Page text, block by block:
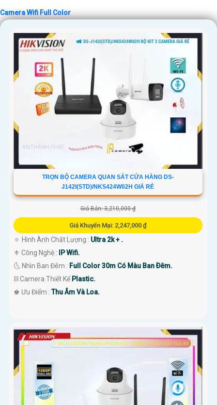
Camera Wifi Full Color
TRỌN BỘ CAMERA QUAN SÁT CỬA HÀNG DS-
J142I(STD)/NKS424W02H GIÁ RẺ
Giá Bán: 3,210,000 ₫
Giá Khuyến Mại: 2,247,000 ₫
🔅 Hình Ành Chất Lượng : Ultra 2k + .
⚜️ Công Nghệ :
IP Wifi.
🌜 Nhìn Ban Đêm : Full Color 30m Có Màu Ban Ðêm.
⛓ Camera Thiết Kế Plastic.
️♚ Ưu Điểm :Thu Âm Và Loa.